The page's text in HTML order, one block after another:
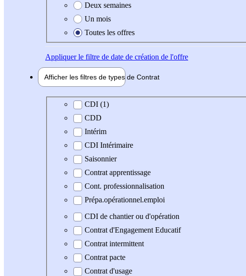
Deux semaines
Un mois
Toutes les offres
Appliquerle filtre de date de création de l'offre
Afficher les filtres de types de Contrat
Type de contrat
CDI (1)
CDD
Intérim
CDI Intérimaire
Saisonnier
Contrat apprentissage
Cont. professionnalisation
Prépa.opérationnel.emploi
CDI de chantier ou d'opération
Contrat d'Engagement Educatif
Contrat intermittent
Contrat pacte
Contrat d'usage